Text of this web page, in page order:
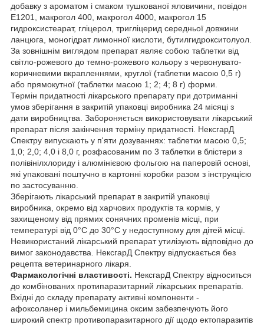
добавку з ароматом і смаком тушкованої яловичини, повідон
Е1201, макрогол 400, макрогол 4000, макрогол 15
гидроксистеарат, гліцерол, тригліцерид середньої довжини
ланцюга, моногідрат лимонної кислоти, бутилгидрокситолуол.
За зовнішнім виглядом препарат являє собою таблетки від
світло-рожевого до темно-рожевого кольору з червонувато-
коричневими вкрапленнями, круглої (таблетки масою 0,5 г)
або прямокутної (таблетки масою 1; 2; 4; 8 г) форми.
Термін придатності лікарського препарату при дотриманні
умов зберігання в закритій упаковці виробника 24 місяці з
дати виробництва. Забороняється використовувати лікарський
препарат після закінчення терміну придатності. НексгарД
Спектру випускають у п'яти дозуваннях: таблетки масою 0,5;
1,0; 2,0; 4,0 і 8,0 г, розфасованим по 3 таблетки в блістери з
полівінілхлориду і алюмінієвою фольгою на паперовій основі,
які упаковані поштучно в картонні коробки разом з інструкцією
по застосуванню.
Зберігають лікарський препарат в закритій упаковці
виробника, окремо від харчових продуктів та кормів, у
захищеному від прямих сонячних променів місці, при
температурі від 0°С до 30°С у недоступному для дітей місці.
Невикористаний лікарський препарат утилізують відповідно до
вимог законодавства. НексгарД Спектру відпускається без
рецепта ветеринарного лікаря.
Фармакологічні властивості. НексгарД Спектру відноситься
до комбінованих протипаразитарний лікарських препаратів.
Вхідні до складу препарату активні компоненти -
афоксоланер і мильбемицина оксим забезпечують його
широкий спектр противопаразитарного дії щодо ектопаразитів